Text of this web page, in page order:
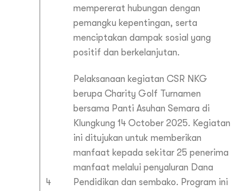
mempererat hubungan dengan
pemangku kepentingan, serta
menciptakan dampak sosial yang
positif dan berkelanjutan.
4
Pelaksanaan kegiatan CSR NKG
berupa Charity Golf Turnamen
bersama Panti Asuhan Semara di
Klungkung 14 October 2025. Kegiatan
ini ditujukan untuk memberikan
manfaat kepada sekitar 25 penerima
manfaat melalui penyaluran Dana
Pendidikan dan sembako. Program ini